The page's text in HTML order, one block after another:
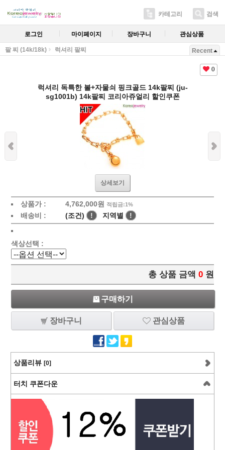
카테고리 검색
로그인 마이페이지 장바구니 관심상품
팔 찌 (14k/18k) 럭셔리 팔찌 Recent
0
럭셔리 독특한 볼+자물쇠 핑크골드 14k팔찌 (ju-
sg1001b) 14k팔찌 코리아쥬얼리 할인쿠폰
상세보기
상품가 : 4,762,000원 적립금:1%
배송비 : (조건) ! 지역별 !
색상선택 :
총 상품 금액 0 원
구매하기
장바구니 관심상품
상품리뷰 [0]
터치 쿠폰다운